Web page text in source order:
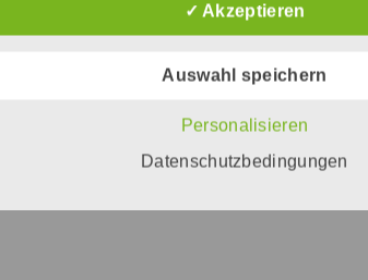
✓ Akzeptieren
Auswahl speichern
Personalisieren
Datenschutzbedingungen